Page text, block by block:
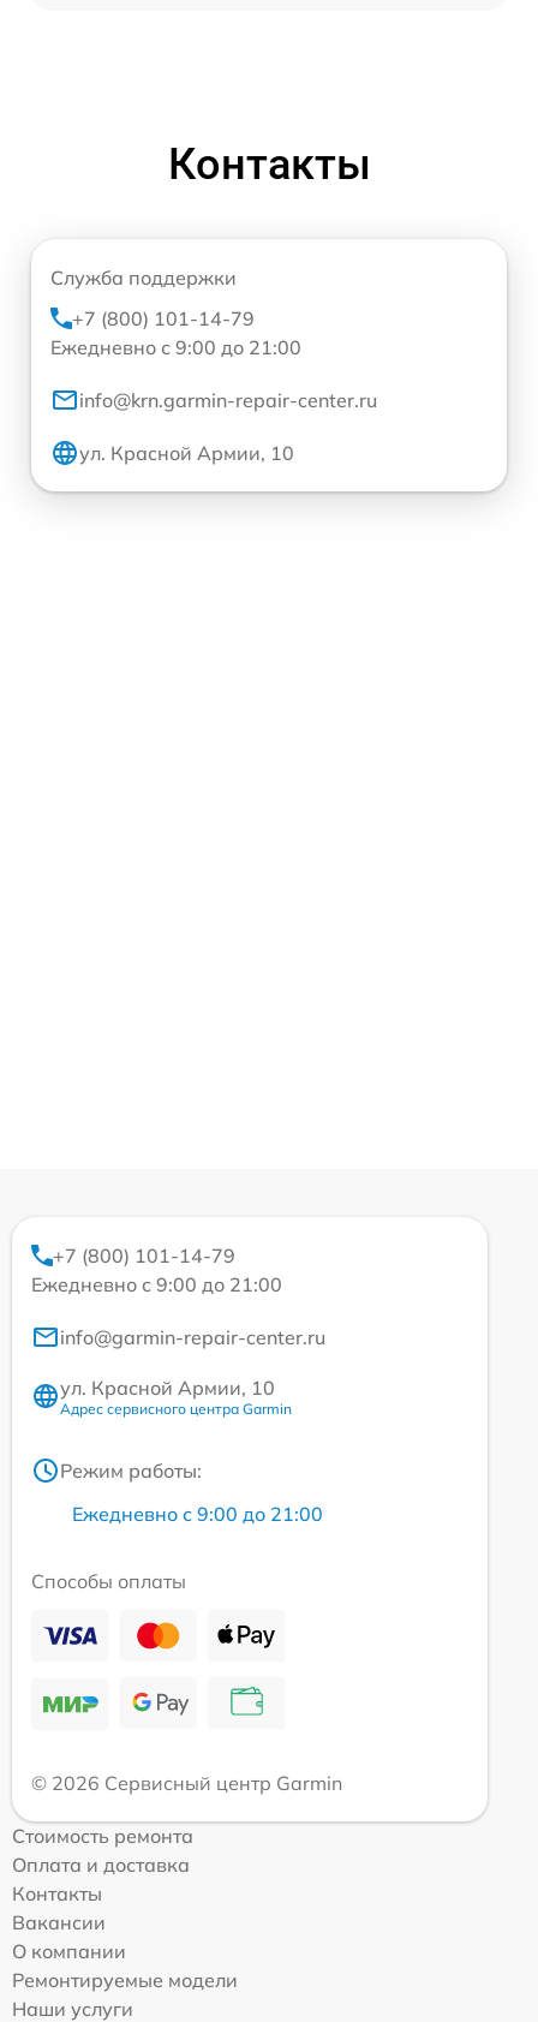
Контакты
Служба поддержки
+7 (800) 101-14-79
Ежедневно с 9:00 до 21:00
info@krn.garmin-repair-center.ru
ул. Красной Армии, 10
+7 (800) 101-14-79
Ежедневно с 9:00 до 21:00
info@garmin-repair-center.ru
ул. Красной Армии, 10
Адрес сервисного центра Garmin
Режим работы:
Ежедневно с 9:00 до 21:00
Способы оплаты
© 2026 Сервисный центр Garmin
Стоимость ремонта
Оплата и доставка
Контакты
Вакансии
О компании
Ремонтируемые модели
Наши услуги